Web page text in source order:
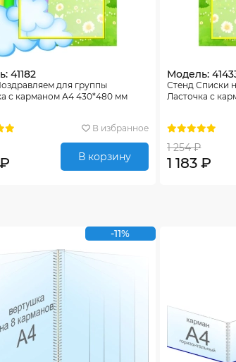
41182
для группы
с карманом А4 430*480 мм
В избранное
В корзину
Модель:
Стенд Списки
Ласточка с
1 254 ₽
1 183 ₽
-11%